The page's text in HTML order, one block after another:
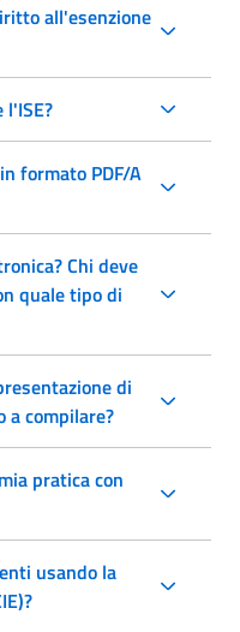
all'esenzione
l'ISE?
formato PDF/A
Chi deve
quale tipo di
di
a compilare?
pratica con
usando la